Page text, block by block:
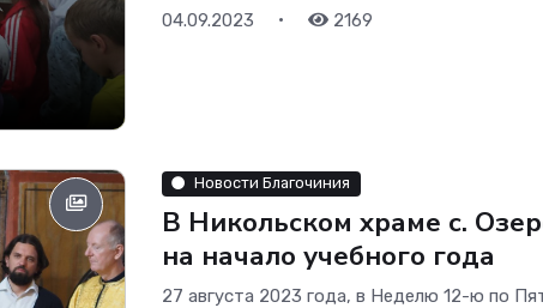
04.09.2023 • 2169
Новости Благочиния
В Никольском храме с.
на начало учебного года
27 августа 2023 года, в Неделю 12-ю по